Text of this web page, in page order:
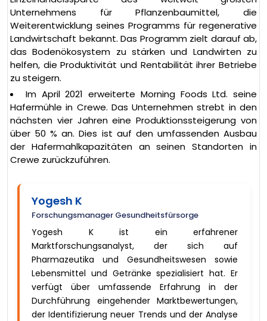
Unternehmens für Pflanzenbaumittel, die
Weiterentwicklung seines Programms für regenerative
Landwirtschaft bekannt. Das Programm zielt darauf ab,
das Bodenökosystem zu stärken und Landwirten zu
helfen, die Produktivität und Rentabilität ihrer Betriebe
zu steigern.
Im April 2021 erweiterte Morning Foods Ltd. seine
Hafermühle in Crewe. Das Unternehmen strebt in den
nächsten vier Jahren eine Produktionssteigerung von
über 50 % an. Dies ist auf den umfassenden Ausbau
der Hafermahlkapazitäten an seinen Standorten in
Crewe zurückzuführen.
Yogesh K
Forschungsmanager Gesundheitsfürsorge
Yogesh K ist ein erfahrener
Marktforschungsanalyst, der sich auf
Pharmazeutika und Gesundheitswesen sowie
Lebensmittel und Getränke spezialisiert hat. Er
verfügt über umfassende Erfahrung in der
Durchführung eingehender Marktbewertungen,
der Identifizierung neuer Trends und der Analyse